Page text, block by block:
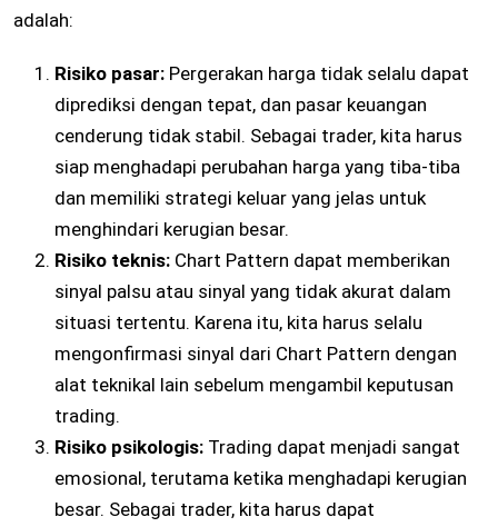
adalah:
Risiko pasar: Pergerakan harga tidak selalu dapat
diprediksi dengan tepat, dan pasar keuangan
cenderung tidak stabil. Sebagai trader, kita harus
siap menghadapi perubahan harga yang tiba-tiba
dan memiliki strategi keluar yang jelas untuk
menghindari kerugian besar.
Risiko teknis: Chart Pattern dapat memberikan
sinyal palsu atau sinyal yang tidak akurat dalam
situasi tertentu. Karena itu, kita harus selalu
mengonfirmasi sinyal dari Chart Pattern dengan
alat teknikal lain sebelum mengambil keputusan
trading.
Risiko psikologis: Trading dapat menjadi sangat
emosional, terutama ketika menghadapi kerugian
besar. Sebagai trader, kita harus dapat